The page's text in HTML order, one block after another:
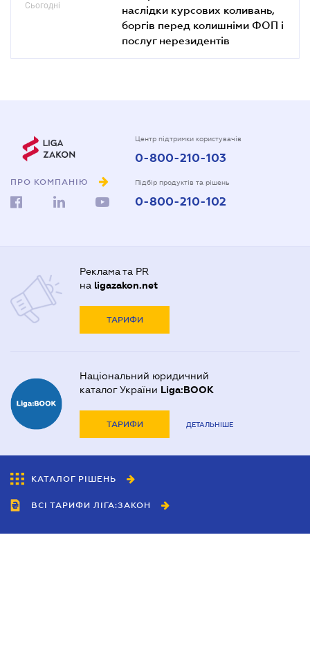
Сьогодні
наслідки курсових коливань,
боргів перед колишніми ФОП і
послуг нерезидентів
ПРО КОМПАНІЮ
Центр підтримки користувачів
0-800-210-103
Підбір продуктів та рішень
0-800-210-102
Реклама та PR
на ligazakon.net
ТАРИФИ
Національний юридичний
каталог України Liga:BOOK
ТАРИФИ ДЕТАЛЬНІШЕ
КАТАЛОГ РІШЕНЬ
ВСІ ТАРИФИ ЛІГА:ЗАКОН